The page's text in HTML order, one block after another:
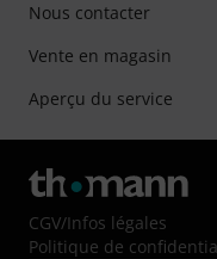
Nous contacter
Vente en magasin
Aperçu du service
CGV/Infos légales
Politique de